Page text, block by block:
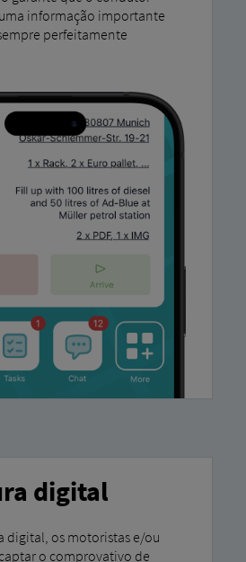
informação importante
perfeitamente
digital
digital, os motoristas e/ou
o comprovativo de